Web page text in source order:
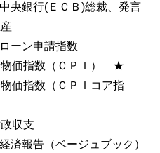
央銀行(ＥＣＢ)総裁、発言
ーン申請指数
価指数（ＣＰＩ） ★
価指数（ＣＰＩコア指
収支
報告（ベージュブック）